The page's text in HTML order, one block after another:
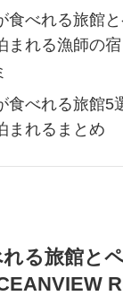
食べれる旅館
まれる漁師の
食べれる旅館5
まれるまとめ
る旅館と